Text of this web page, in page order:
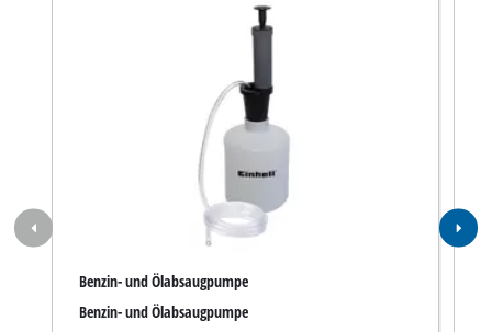
Benzin- und Ölabsaugpumpe
Benzin- und Ölabsaugpumpe